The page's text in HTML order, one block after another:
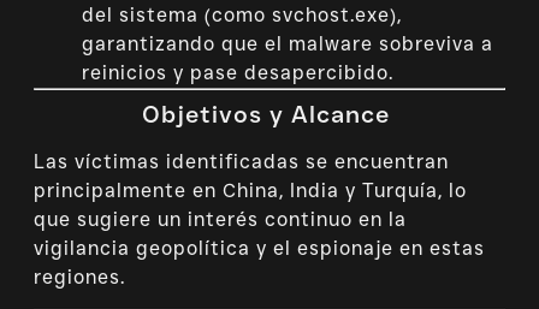
del sistema (como svchost.exe),
garantizando que el malware sobreviva a
reinicios y pase desapercibido.
Objetivos y Alcance
Las víctimas identificadas se encuentran
principalmente en China, India y Turquía, lo
que sugiere un interés continuo en la
vigilancia geopolítica y el espionaje en estas
regiones.